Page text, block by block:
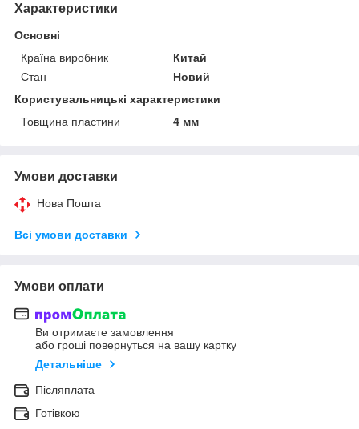
Характеристики
Основні
Країна виробник
Китай
Стан
Новий
Користувальницькі характеристики
Товщина пластини
4 мм
Умови доставки
Нова Пошта
Всі умови доставки
Умови оплати
Ви отримаєте замовлення
або гроші повернуться на вашу картку
Детальніше
Післяплата
Готівкою